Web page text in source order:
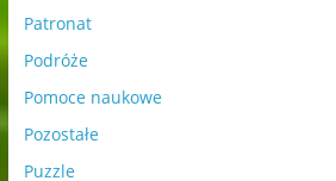
Patronat
Podróże
Pomoce naukowe
Pozostałe
Puzzle